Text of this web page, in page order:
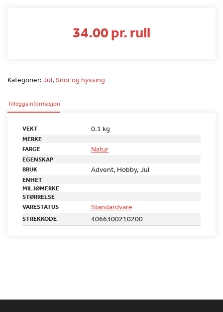
34.00 pr. rull
Kategorier: Jul, Snor og hyssing
Tilleggsinformasjon
VEKT 0.1 kg
MERKE
FARGE
Natur
EGENSKAP
BRUK
Advent, Hobby, Jul
ENHET
MILJØMERKE
STØRRELSE
VARESTATUS
Standardvare
STREKKODE 4066300210200